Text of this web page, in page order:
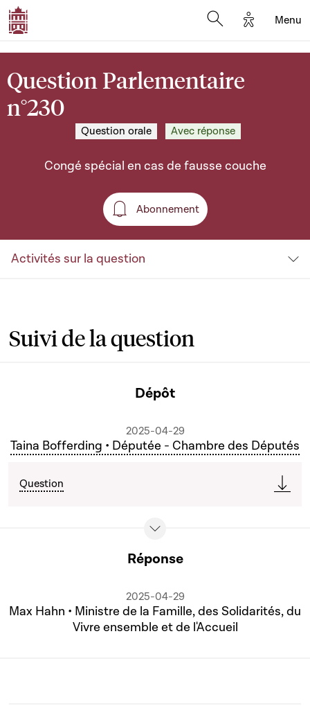
Options
Menu
Question Parlementaire
n°230
Question orale Avec réponse
Congé spécial en cas de fausse couche
Abonnement
Abonnement
Activités sur la question
Suivi de la question
Dépôt
2025-04-29
Taina Bofferding • Députée - Chambre des Députés
Question
Réponse
2025-04-29
Max Hahn • Ministre de la Famille, des Solidarités, du
Vivre ensemble et de l'Accueil